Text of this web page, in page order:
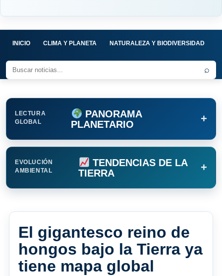
INICIO CLIMA Y PLANETA NATURALEZA Y BIODIVERSIDAD
⌕
LECTURA
GLOBAL
PANORAMA
PLANETARIO
+
EVOLUCIÓN
AMBIENTAL
TENDENCIAS DE LA
TIERRA
+
El gigantesco reino de
hongos bajo la Tierra ya
tiene mapa global